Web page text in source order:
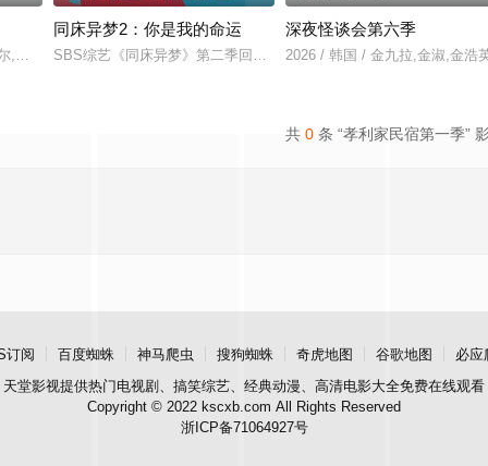
濒临分手的情侣，代替他们进行协商并做出最终抉择。
,李茂真,金大浩,朴明秀
同床异梦2：你是我的命运
SBS综艺《同床异梦》第二季回归，金九拉、徐章勋搭档主持，主题
深夜怪谈会第六季
2026 / 韩国 / 金九拉,金淑,金浩
共 0 条 “孝利家民宿第一季”
订阅 百度蜘蛛 神马爬虫 搜狗蜘蛛 奇虎地图 谷歌地图
必应
天堂影视提供热门电视剧、搞笑综艺、经典动漫、高清电影大全免费在线观看
Copyright © 2022 kscxb.com All Rights Reserved
浙ICP备71064927号